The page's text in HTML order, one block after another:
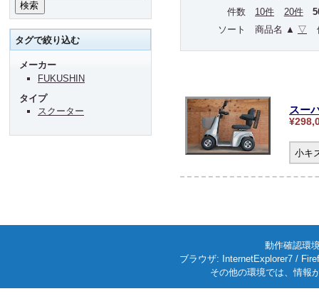
件数
10件 20件
ソート
商品名 ▲ ▽
スー
小キ
タグで絞り込む
メーカー
FUKUSHIN
タイプ
スクーター
動作確認環
ブラウザ: InternetExplorer7 /
その他の環境では、情報